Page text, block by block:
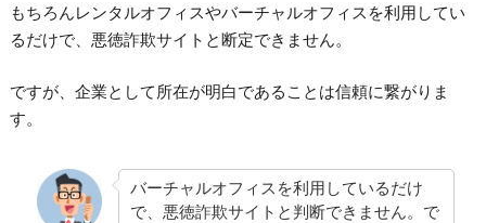
もちろんレンタルオフィスやバーチャルオフィスを利用してい
るだけで、悪徳詐欺サイトと断定できません。
ですが、企業として所在が明白であることは信頼に繋がりま
す。
バーチャルオフィスを利用しているだけ
で、悪徳詐欺サイトと判断できません。で